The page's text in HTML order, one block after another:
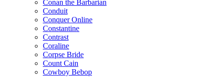
Conan the Barbarian
Conduit
Conquer Online
Constantine
Contrast
Coraline
Corpse Bride
Count Cain
Cowboy Bebop